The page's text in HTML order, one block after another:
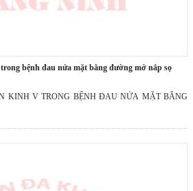
bệnh đau nửa mặt bằng đường mở nắp sọ
KINH V TRONG BỆNH ĐAU NỬA MẶT BẰNG